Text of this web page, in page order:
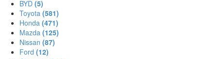
BYD (5)
Toyota (581)
Honda (471)
Mazda (125)
Nissan (87)
Ford (12)